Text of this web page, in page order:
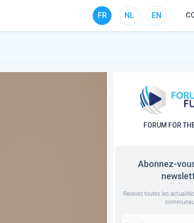
FR NL EN
FORUM FOR
Abonnez-
Recevez toutes les